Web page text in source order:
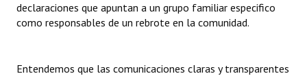
declaraciones que apuntan a un grupo familiar especifico
como responsables de un rebrote en la comunidad.
Entendemos que las comunicaciones claras y transparentes